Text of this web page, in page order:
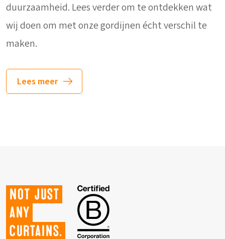
duurzaamheid. Lees verder om te ontdekken wat
wij doen om met onze gordijnen écht verschil te
maken.
Lees meer
Not just
any
curtains.